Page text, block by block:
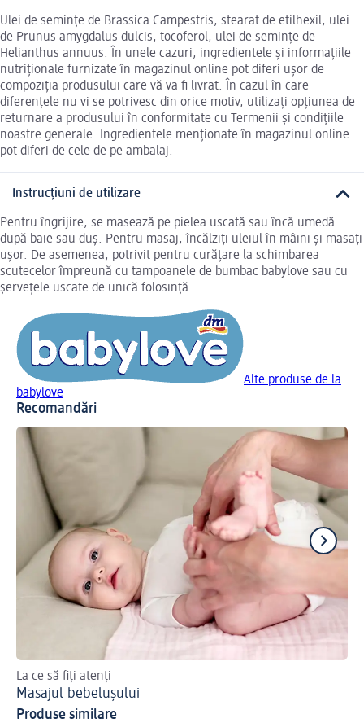
Ulei de semințe de Brassica Campestris, stearat de etilhexil, ulei
de Prunus amygdalus dulcis, tocoferol, ulei de semințe de
Helianthus annuus. În unele cazuri, ingredientele și informațiile
nutriționale furnizate în magazinul online pot diferi ușor de
compoziția produsului care vă va fi livrat. În cazul în care
diferențele nu vi se potrivesc din orice motiv, utilizați opțiunea de
returnare a produsului în conformitate cu Termenii și condițiile
noastre generale. Ingredientele menționate în magazinul online
pot diferi de cele de pe ambalaj.
Instrucțiuni de utilizare
Pentru îngrijire, se masează pe pielea uscată sau încă umedă
după baie sau duș. Pentru masaj, încălziți uleiul în mâini și masați
ușor. De asemenea, potrivit pentru curățare la schimbarea
scutecelor împreună cu tampoanele de bumbac babylove sau cu
șervețele uscate de unică folosință.
Alte produse de la
babylove
Recomandări
La ce să fiți atenți
Masajul bebelușului
Produse similare